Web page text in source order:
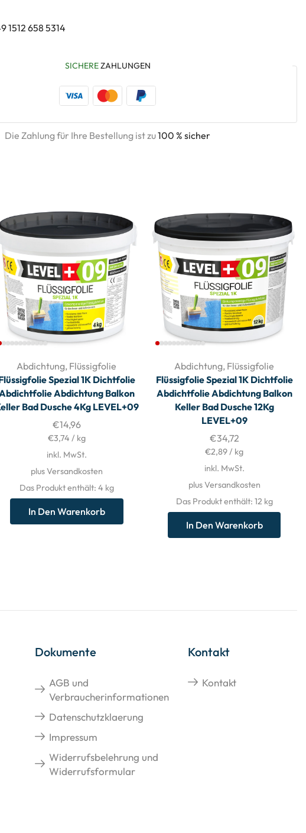
1512 658 5314
SICHEREZAHLUNGEN
Die Zahlung für Ihre Bestellung ist zu100 % sicher
Abdichtung, Flüssigfolie
Spezial 1K Dichtfolie
Abdichtung Balkon
Bad Dusche 4Kg LEVEL+09
€14,96
€3,74 / kg
inkl. MwSt.
plus Versandkosten
Das Produkt enthält: 4 kg
In Den Warenkorb
Abdichtung, Flüssigfolie
Flüssigfolie Spezial 1K Dichtfolie
Abdichtfolie Abdichtung Balkon
Keller Bad Dusche 12Kg
LEVEL+09
€34,72
€2,89/ kg
inkl. MwSt.
plus Versandkosten
Das Produkt enthält: 12 kg
In Den Warenkorb
Dokumente
AGB und
Verbraucherinformationen
Datenschutzklaerung
Impressum
Widerrufsbelehrung und
Widerrufsformular
Kontakt
Kontakt